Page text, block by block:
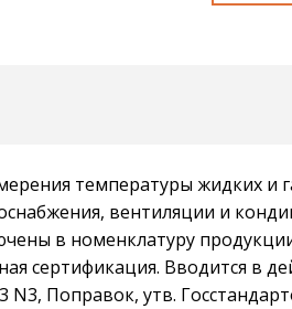
температуры жидких и
вентиляции и
в номенклатуру
сертификация. Вводится в
N3, Поправок, утв.